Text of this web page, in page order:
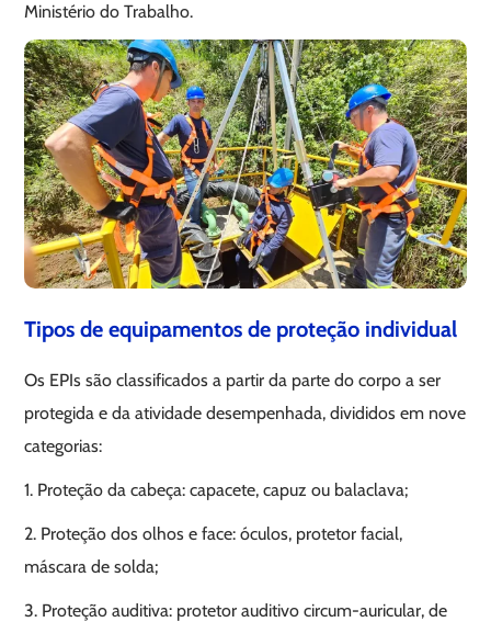
Ministério do Trabalho.
Tipos de equipamentos de proteção individual
Os EPIs são classificados a partir da parte do corpo a ser
protegida e da atividade desempenhada, divididos em nove
categorias:
1. Proteção da cabeça: capacete, capuz ou balaclava;
2. Proteção dos olhos e face: óculos, protetor facial,
máscara de solda;
3. Proteção auditiva: protetor auditivo circum-auricular, de